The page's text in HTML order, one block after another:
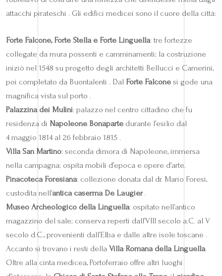
attacchi pirateschi . Gli edifici medicei sono il cuore della città:
Forte Falcone, Forte Stella e Forte Linguella: tre fortezze
collegate da mura possenti e camminamenti; la costruzione
iniziò nel 1548 su progetto degli architetti Bellucci e Camerini,
poi completato da Buontalenti . Dal Forte Falcone si gode una
magnifica vista sul porto .
Palazzina dei Mulini: palazzo nel centro cittadino che fu
residenza di Napoleone Bonaparte durante l’esilio dal
4 maggio 1814 al 26 febbraio 1815 .
Villa San Martino: seconda dimora di Napoleone, immersa
nella campagna; ospita mobili d’epoca e opere d’arte.
Pinacoteca Foresiana: collezione donata dal dr. Mario Foresi,
custodita nell’antica caserma De Laugier.
Museo Archeologico della Linguella: ospitato nell’antico
magazzino del sale; conserva reperti dall’VIII secolo a.C. al V
secolo d.C., provenienti dall’Elba e dalle altre isole toscane .
Accanto si trovano i resti della Villa Romana della Linguella.
Oltre alla cinta medicea, Portoferraio offre altri luoghi